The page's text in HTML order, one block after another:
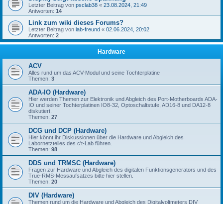
Letzter Beitrag von psclab38 « 23.08.2024, 21:49
Antworten: 14
Link zum wiki dieses Forums?
Letzter Beitrag von lab-freund « 02.06.2024, 20:02
Antworten: 2
Hardware
ACV
Alles rund um das ACV-Modul und seine Tochterplatine
Themen: 3
ADA-IO (Hardware)
Hier werden Themen zur Elektronik und Abgleich des Port-Motherboards ADA-
IO und seiner Tochterplatinen IO8-32, Optoschaltstufe, AD16-8 und DA12-8
diskutiert.
Themen: 27
DCG und DCP (Hardware)
Hier könnt ihr Diskussionen über die Hardware und Abgleich des
Labornetzteiles des c't-Lab führen.
Themen: 98
DDS und TRMSC (Hardware)
Fragen zur Hardware und Abgleich des digitalen Funktionsgenerators und des
True-RMS-Messaufsatzes bitte hier stellen.
Themen: 20
DIV (Hardware)
Themen rund um die Hardware und Abgleich des Digitalvoltmeters DIV